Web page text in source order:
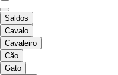
Saldos
Cavalo
Cavaleiro
Cão
Gato